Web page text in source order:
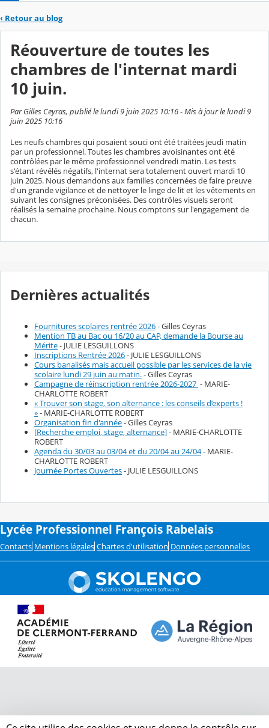
‹ Retour au blog
Réouverture de toutes les
chambres de l'internat mardi
10 juin.
Par Gilles Ceyras, publié le lundi 9 juin 2025 10:16 - Mis à jour le lundi 9
juin 2025 10:16
Les neufs chambres qui posaient souci ont été traitées jeudi matin
par un professionnel. Toutes les chambres avoisinantes ont été
contrôlées par le même professionnel vendredi matin. Les tests
s'étant révélés négatifs, l'internat sera totalement ouvert mardi 10
juin 2025. Nous demandons aux familles concernées de faire preuve
d'un grande vigilance et de nettoyer le linge de lit et les vêtements en
suivant les consignes préconisées. Des contrôles visuels seront
réalisés la semaine prochaine. Nous comptons sur l'engagement de
chacun.
Dernières actualités
Fournitures scolaires rentrée 2026- Gilles Ceyras
Mention TB au Bac ou 16/20 au CAP, demande la Bourse au
Mérite- JULIE LESGUILLONS
Inscriptions Rentrée 2026- JULIE LESGUILLONS
Cours banalisés mais accueil possible par les services de la vie
scolaire lundi 29 juin au matin.- Gilles Ceyras
Campagne de réinscription rentrée 2026-2027 - MARIE-
CHARLOTTE ROBERT
« Trouver son stage, son alternance : les conseils d’experts !
»- MARIE-CHARLOTTE ROBERT
Organisation fin d'année- Gilles Ceyras
[Recherche emploi, stage, alternance]- MARIE-CHARLOTTE
ROBERT
Agenda du 30/03 au 03/04 et du 20/04 au 24/04- MARIE-
CHARLOTTE ROBERT
Journée Portes Ouvertes- JULIE LESGUILLONS
Lycée Professionnel François Rabelais
Contacts Mentions légales Chartes d'utilisation Données personnelles